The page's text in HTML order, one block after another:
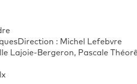
Direction : Michel Lefebvre
Lajoie-Bergeron, Pascale